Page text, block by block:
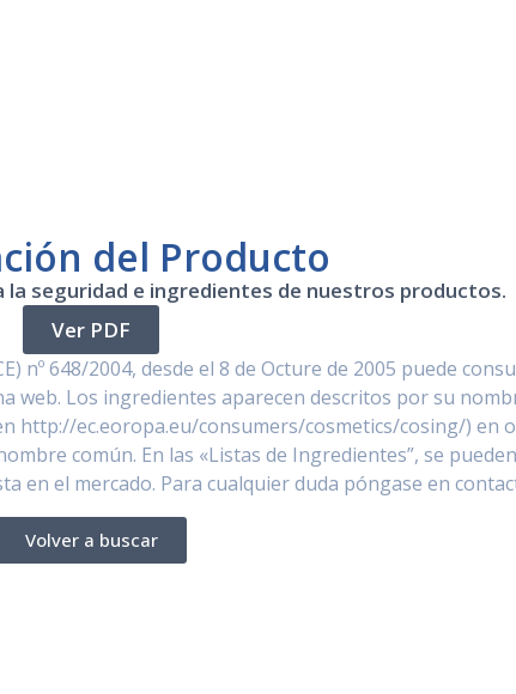
del Producto
seguridad e ingredientes de nuestros productos.
Ver PDF
nº 648/2004, desde el 8 de Octure de 2005 puede
web. Los ingredientes aparecen descritos por su
http://ec.eoropa.eu/consumers/cosmetics/cosing/) en
común. En las «Listas de Ingredientes”, se
en el mercado. Para cualquier duda póngase en
Volver a buscar